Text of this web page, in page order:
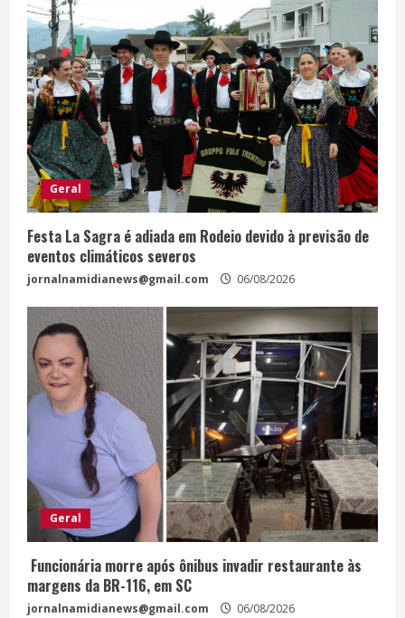
Geral
Festa La Sagra é adiada em Rodeio devido à previsão de
eventos climáticos severos
jornalnamidianews@gmail.com 06/08/2026
Geral
Funcionária morre após ônibus invadir restaurante às
margens da BR-116, em SC
jornalnamidianews@gmail.com 06/08/2026